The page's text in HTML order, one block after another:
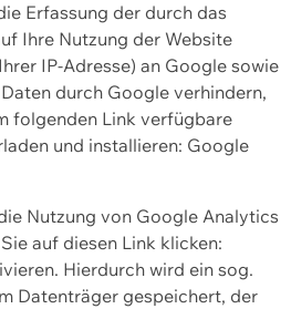
Erfassung der durch das
Ihre Nutzung der Website
IP-Adresse) an Google sowie
durch Google verhindern,
folgenden Link verfügbare
und installieren: Google
Nutzung von Google Analytics
auf diesen Link klicken:
Hierdurch wird ein sog.
Datenträger gespeichert, der